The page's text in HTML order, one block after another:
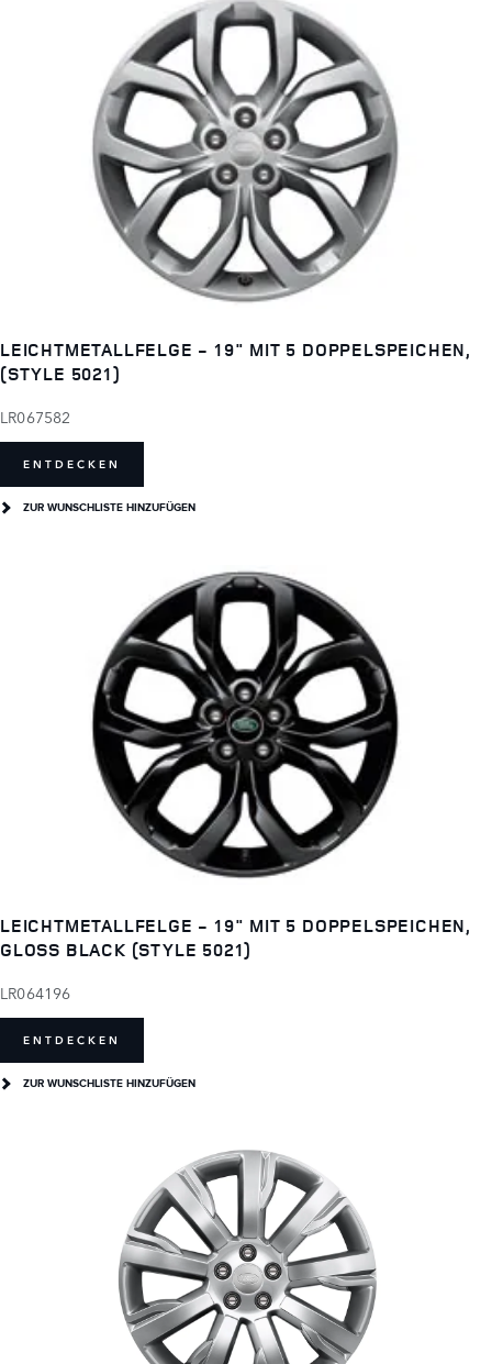
LEICHTMETALLFELGE - 19" MIT 5 DOPPELSPEICHEN,
(STYLE 5021)
LR067582
ENTDECKEN
ZUR WUNSCHLISTE HINZUFÜGEN
LEICHTMETALLFELGE - 19" MIT 5 DOPPELSPEICHEN,
GLOSS BLACK (STYLE 5021)
LR064196
ENTDECKEN
ZUR WUNSCHLISTE HINZUFÜGEN